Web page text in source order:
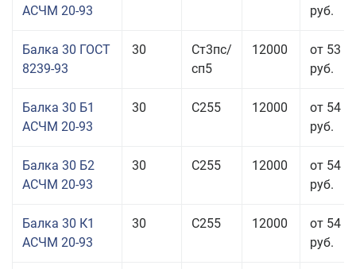
АСЧМ 20-93
руб.
Балка 30 ГОСТ
8239-93
30
Ст3пс/
сп5
12000
от 53
руб.
Балка 30 Б1
АСЧМ 20-93
30 С255 12000
от 54
руб.
Балка 30 Б2
АСЧМ 20-93
30 С255 12000
от 54
руб.
Балка 30 К1
АСЧМ 20-93
30 С255 12000
от 54
руб.